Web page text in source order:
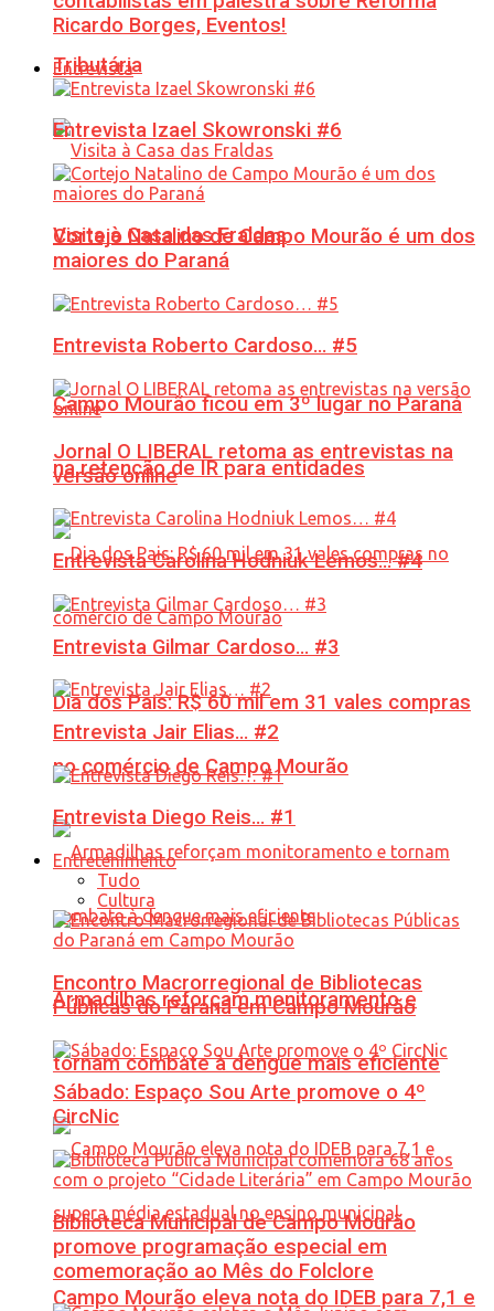
Tributária
Visita à Casa das Fraldas
Campo Mourão ficou em 3º lugar no Paraná
na retenção de IR para entidades
Dia dos Pais: R$ 60 mil em 31 vales compras
no comércio de Campo Mourão
Armadilhas reforçam monitoramento e
tornam combate à dengue mais eficiente
Campo Mourão eleva nota do IDEB para 7,1 e
Ricardo Borges, Eventos!
Entrevista
Entrevista Izael Skowronski #6
Cortejo Natalino de Campo Mourão é um dos
maiores do Paraná
Entrevista Roberto Cardoso… #5
Jornal O LIBERAL retoma as entrevistas na
versão online
Entrevista Carolina Hodniuk Lemos… #4
Entrevista Gilmar Cardoso… #3
Entrevista Jair Elias… #2
Entrevista Diego Reis… #1
Entretenimento
Tudo
Cultura
Encontro Macrorregional de Bibliotecas
Públicas do Paraná em Campo Mourão
Sábado: Espaço Sou Arte promove o 4º
CircNic
Biblioteca Municipal de Campo Mourão
promove programação especial em
comemoração ao Mês do Folclore